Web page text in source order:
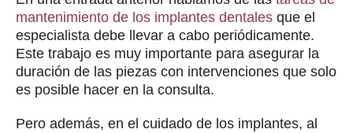
mantenimiento de los implantes dentales que el
especialista debe llevar a cabo periódicamente.
Este trabajo es muy importante para asegurar la
duración de las piezas con intervenciones que solo
es posible hacer en la consulta.
Pero además, en el cuidado de los implantes, al